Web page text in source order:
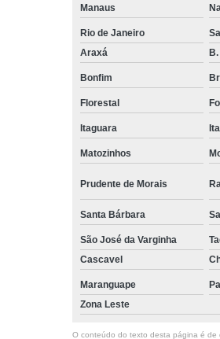
Manaus
Rio de Janeiro
Araxá
Bonfim
Florestal
Itaguara
Matozinhos
Prudente de Morais
Santa Bárbara
São José da Varginha
Cascavel
Maranguape
Zona Leste
O conteúdo do texto desta página é de